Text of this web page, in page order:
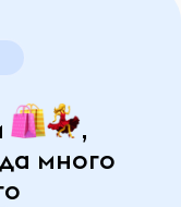
,
много